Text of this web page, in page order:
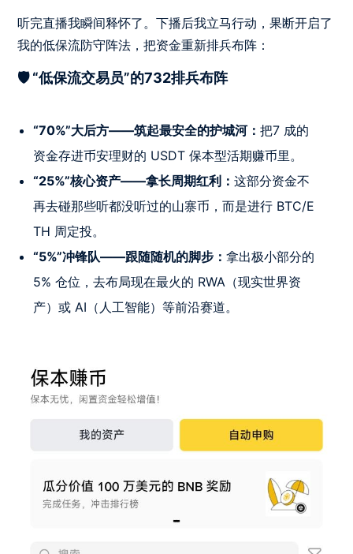
听完直播我瞬间释怀了。下播后我立马行动，果断开启了
我的低保流防守阵法，把资金重新排兵布阵：
🛡️ “低保流交易员”的732排兵布阵
“70%”大后方——筑起最安全的护城河：把7 成的
资金存进币安理财的 USDT 保本型活期赚币里。
“25%”核心资产——拿长周期红利：这部分资金不
再去碰那些听都没听过的山寨币，而是进行 BTC/E
TH 周定投。
“5%”冲锋队——跟随随机的脚步：拿出极小部分的
5% 仓位，去布局现在最火的 RWA（现实世界资
产）或 AI（人工智能）等前沿赛道。